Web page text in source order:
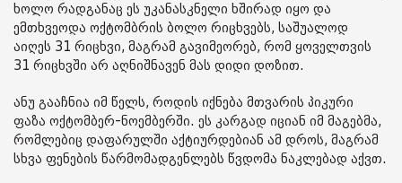
ხოლო რადგანაც ეს უკანასკნელი ხშირად იყო და
ემთხვეოდა ოქტომბრის ბოლო რიცხვებს, საშუალოდ
აიღეს 31 რიცხვი, მაგრამ გავიმეორებ, რომ ყოველთვის
31 რიცხვში არ აღნიშნავენ მას დიდი დოზით.
ანუ გააჩნია იმ წელს, როდის იქნება მთვარის პიკური
ფაზა ოქტომბერ-ნოემბერში. ეს კარგად იციან იმ მაგებმა,
რომლებიც დაფარულში აქტიურდებიან ამ დროს, მაგრამ
სხვა ფენების წარმომადგენლებს წვდომა ნაკლებად აქვთ.